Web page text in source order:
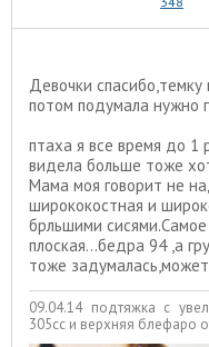
Девочки
потом подумала нужно
птаха я все время до 1
видела больше тоже
Мама моя говорит не
ширококостная и
брльшими
плоская...бедра 94 ,а
тоже
09.04.14 подтяжка с
305cc и верхняя блефаро